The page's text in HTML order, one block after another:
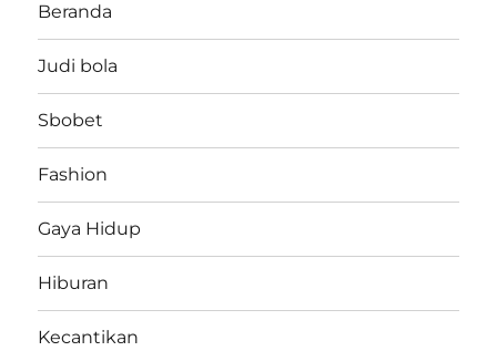
Beranda
Judi bola
Sbobet
Fashion
Gaya Hidup
Hiburan
Kecantikan